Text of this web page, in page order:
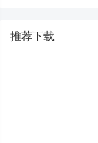
推荐下载